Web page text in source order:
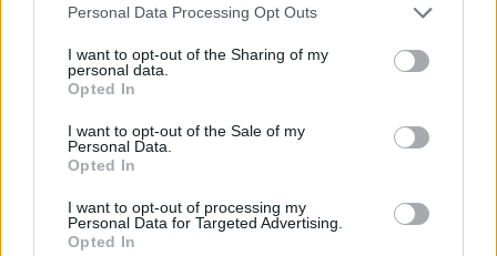
Personal Data Processing Opt Outs
I want to opt-out of the Sharing of my
personal data.
Opted In
I want to opt-out of the Sale of my
Personal Data.
Opted In
I want to opt-out of processing my
Personal Data for Targeted Advertising.
Opted In
og en fantastisk anledning til at samles om Solen,
dens betydning for livet på Jorden og vores plads i
universet. Med Sol26 vil vi give danskerne en
nysgerrighed på naturvidenskab, siger Tina Ibsen,
der er astrofysiker og en af initiativtagerne til
Sol26.
Fra Hellerup til Hirtshals: Søfartslæge
har fundet sin plads på havnen
09. august 2026 kl. 06.02
HIRTSHALS: Selv om Eva Folkersen har adresse i